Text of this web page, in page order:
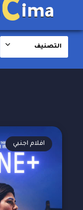
Cima
التصنيف
افلام اجنبي